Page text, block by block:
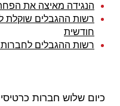
הנגידה מאיצה את
רשות ההגבלים שוקלת
חודשית
רשות ההגבלים
כיום שלוש חברות